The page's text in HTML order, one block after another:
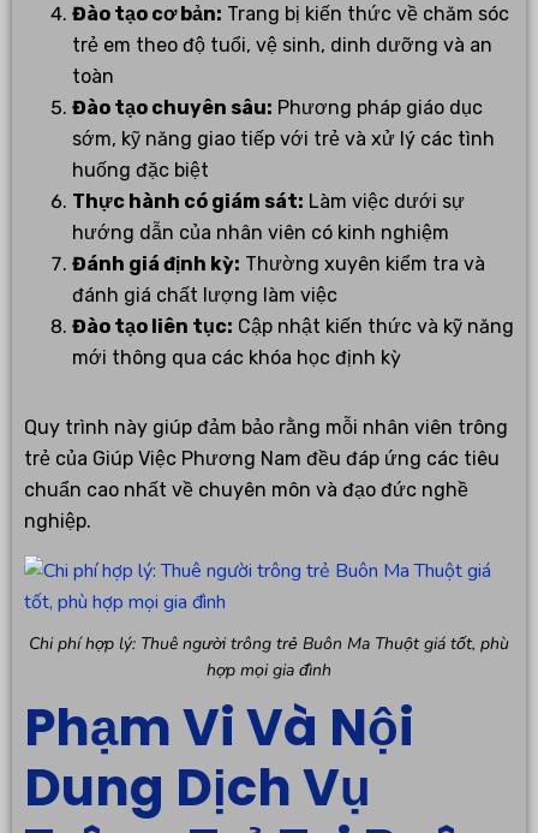
Đào tạo cơ bản: Trang bị kiến thức về chăm sóc
trẻ em theo độ tuổi, vệ sinh, dinh dưỡng và an
toàn
Đào tạo chuyên sâu: Phương pháp giáo dục
sớm, kỹ năng giao tiếp với trẻ và xử lý các tình
huống đặc biệt
Thực hành có giám sát: Làm việc dưới sự
hướng dẫn của nhân viên có kinh nghiệm
Đánh giá định kỳ: Thường xuyên kiểm tra và
đánh giá chất lượng làm việc
Đào tạo liên tục: Cập nhật kiến thức và kỹ năng
mới thông qua các khóa học định kỳ
Quy trình này giúp đảm bảo rằng mỗi nhân viên trông
trẻ của Giúp Việc Phương Nam đều đáp ứng các tiêu
chuẩn cao nhất về chuyên môn và đạo đức nghề
nghiệp.
Chi phí hợp lý: Thuê người trông trẻ Buôn Ma Thuột giá tốt, phù
hợp mọi gia đình
Phạm Vi Và Nội
Dung Dịch Vụ